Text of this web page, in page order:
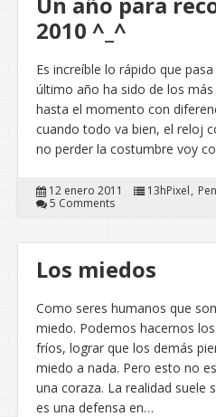
2010 ^_^
Es increíble lo rápido que
último año ha sido de los
hasta el momento con
cuando todo va bien, el reloj
no perder la costumbre voy
12 enero 2011 13hPixel
5 Comments
Los miedos
Como seres humanos que
miedo. Podemos hacernos
fríos, lograr que los demás
miedo a nada. Pero esto no
una coraza. La realidad suele
es una defensa en…